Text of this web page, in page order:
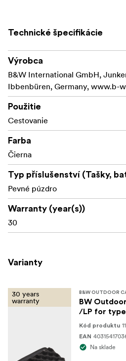
Technické špecifikácie
Výrobca
B&W International GmbH,
Ibbenbüren, Germany, www.b-
Použitie
Cestovanie
Farba
Čierna
Typ příslušenství (Tašky,
Pevné púzdro
Warranty (year(s))
30
Varianty
30 years
warranty
B&W OUTDOOR
BW
/LP for
Kód produktu
EAN
Na sklade